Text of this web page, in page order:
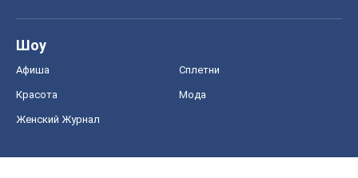
Шоу
Афиша Сплетни
Красота Мода
Женский Журнал